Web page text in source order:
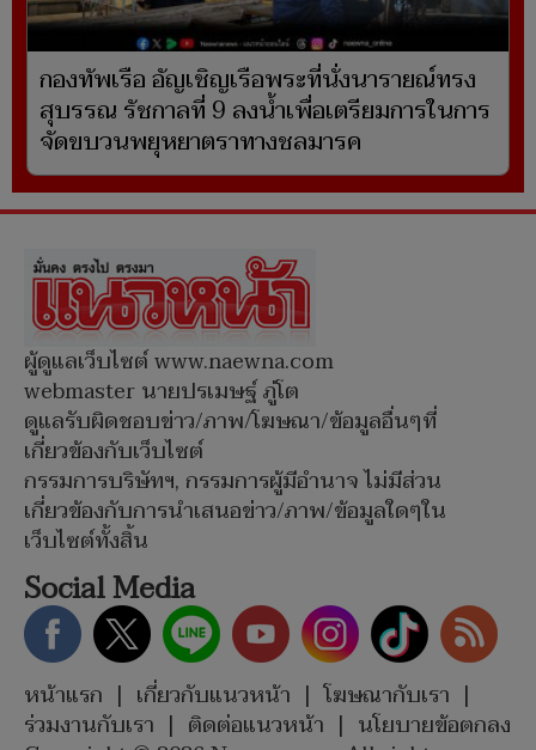
กองทัพเรือ อัญเชิญเรือพระที่นั่งนารายณ์ทรง
สุบรรณ รัชกาลที่ 9 ลงน้ำเพื่อเตรียมการในการ
จัดขบวนพยุหยาตราทางชลมารค
ผู้ดูแลเว็บไซต์ www.naewna.com
webmaster นายปรเมษฐ์ ภู่โต
ดูแลรับผิดชอบข่าว/ภาพ/โฆษณา/ข้อมูลอื่นๆที่
เกี่ยวข้องกับเว็บไซต์
กรรมการบริษัทฯ, กรรมการผู้มีอำนาจ ไม่มีส่วน
เกี่ยวข้องกับการนำเสนอข่าว/ภาพ/ข้อมูลใดๆใน
เว็บไซต์ทั้งสิ้น
Social Media
หน้าแรก | เกี่ยวกับแนวหน้า | โฆษณากับเรา |
ร่วมงานกับเรา | ติดต่อแนวหน้า | นโยบายข้อตกลง